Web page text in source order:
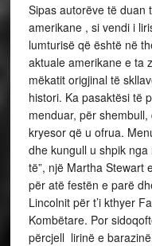
Sipas autorëve të duan
amerikane , si vendi i
lumturisë që është në
aktuale amerikane e ta
mëkatit origjinal të
histori. Ka pasaktësi të
menduar, për
kryesor që u ofrua.
dhe kungull u shpik nga
të”, një Martha Stewart
për atë festën e parë
Lincolnit për t’i kthyer
Kombëtare. Por
përcjell lirinë e